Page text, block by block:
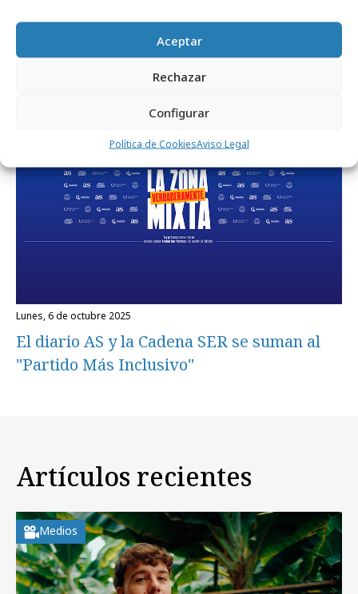
Aceptar
Rechazar
Configurar
Política de CookiesAviso Legal
Branded Podcast: El antídoto contra el
"scroll" infinito
lunes, 6 de octubre 2025
El diario AS y la Cadena SER se suman al
"Partido Más Inclusivo"
Artículos recientes
Medios